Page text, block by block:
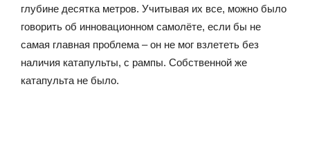
глубине десятка метров. Учитывая их все, можно было
говорить об инновационном самолёте, если бы не
самая главная проблема – он не мог взлететь без
наличия катапульты, с рампы. Собственной же
катапульта не было.